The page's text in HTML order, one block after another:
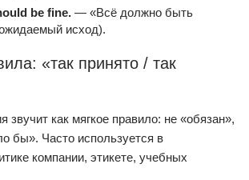
be fine. — «Всё должно быть
исход).
«так принято / так
звучит как мягкое правило: не «обязан»,
бы». Часто используется в
компании, этикете, учебных